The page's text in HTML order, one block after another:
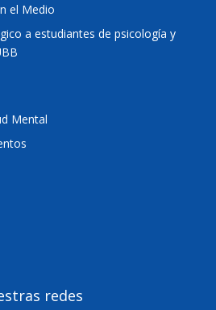
el Medio
a estudiantes de psicología y
Mental
redes